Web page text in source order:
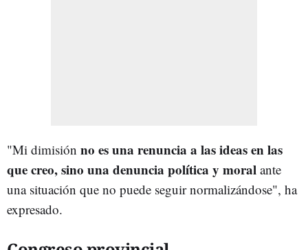
"Mi dimisión no es una renuncia a las ideas en las
que creo, sino una denuncia política y moral ante
una situación que no puede seguir normalizándose", ha
expresado.